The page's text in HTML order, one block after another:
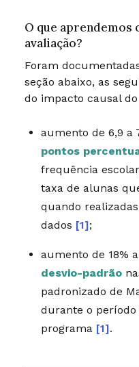
O que
avaliação?
Foram
seção abaixo, as
do impacto causal
aumento de 6,9 a
pontos
frequência
taxa de alunas
quando
dados [1];
aumento de 18%
desvio-padrão
padronizado de
durante o
programa [1].